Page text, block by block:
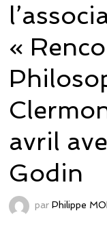
«
avril
Godin
par Philippe